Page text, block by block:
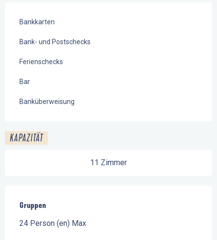
Bankkarten
Bank- und Postschecks
Ferienschecks
Bar
Banküberweisung
KAPAZITÄT
11 Zimmer
Gruppen
Gruppen
24 Person (en) Max